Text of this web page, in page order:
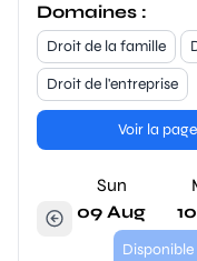
Domaines :
Droit de la famille
Droit de l'entreprise
Voir la
Sun
09 Aug